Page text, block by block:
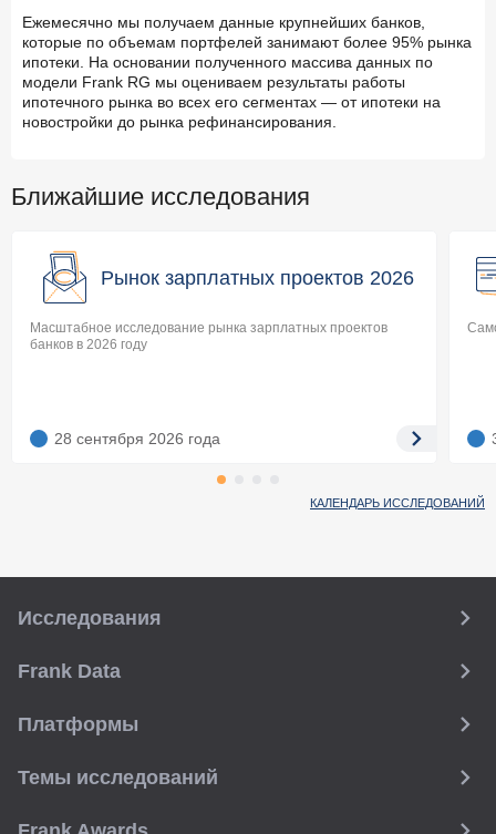
Ежемесячно мы получаем данные крупнейших банков,
которые по объемам портфелей занимают более 95% рынка
ипотеки. На основании полученного массива данных по
модели Frank RG мы оцениваем результаты работы
ипотечного рынка во всех его сегментах — от ипотеки на
новостройки до рынка рефинансирования.
Ближайшие исследования
Рынок зарплатных проектов 2026
Масштабное исследование рынка зарплатных проектов
банков в 2026 году
28 сентября 2026 года
КАЛЕНДАРЬ ИССЛЕДОВАНИЙ
Исследования
Frank Data
Платформы
Темы исследований